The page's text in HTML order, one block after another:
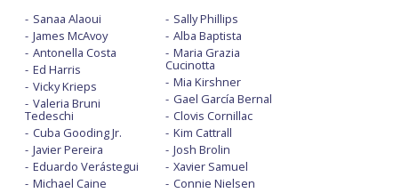
Sanaa Alaoui
James McAvoy
Antonella Costa
Ed Harris
Vicky Krieps
Valeria Bruni
Tedeschi
Cuba Gooding Jr.
Javier Pereira
Eduardo Verástegui
Michael Caine
Sally Phillips
Alba Baptista
Maria Grazia
Cucinotta
Mia Kirshner
Gael García Bernal
Clovis Cornillac
Kim Cattrall
Josh Brolin
Xavier Samuel
Connie Nielsen